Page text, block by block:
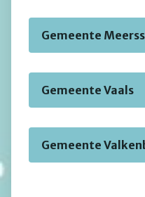
Gemeente
Gemeente Vaals
Gemeente